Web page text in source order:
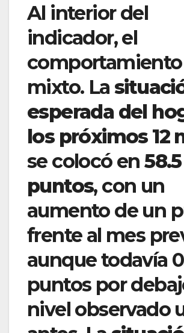
Al interior del
indicador, el
mixto. La
esperada del
los próximos 12
se colocó en58.5
puntos, con un
aumento de un
frente al mes
aunque todavía
puntos por
nivel observado